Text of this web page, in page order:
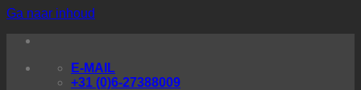
Ga naar inhoud
E-MAIL
+31 (0)6-27388009